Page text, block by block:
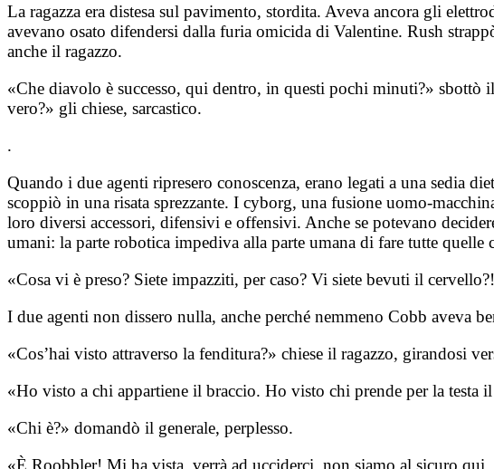
La ragazza era distesa sul pavimento, stordita. Aveva ancora gli
avevano osato difendersi dalla furia omicida di Valentine. Rush
anche il ragazzo.
«Che diavolo è successo, qui dentro, in questi pochi minuti?»
vero?» gli chiese, sarcastico.
.
Quando i due agenti ripresero conoscenza, erano legati a una sedia
scoppiò in una risata sprezzante. I cyborg, una fusione uomo-
loro diversi accessori, difensivi e offensivi. Anche se potevano
umani: la parte robotica impediva alla parte umana di fare tutte
«Cosa vi è preso? Siete impazziti, per caso? Vi siete bevuti il
I due agenti non dissero nulla, anche perché nemmeno Cobb aveva
«Cos’hai visto attraverso la fenditura?» chiese il ragazzo, girandosi
«Ho visto a chi appartiene il braccio. Ho visto chi prende per la testa
«Chi è?» domandò il generale, perplesso.
«È Roobbler! Mi ha vista, verrà ad ucciderci, non siamo al sicuro